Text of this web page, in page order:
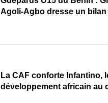
Agoli-Agbo dresse un
La CAF conforte Infantino,
développement africain au